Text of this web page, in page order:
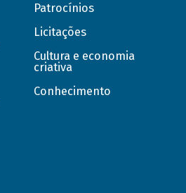
Patrocínios
Licitações
Cultura e economia
criativa
Conhecimento